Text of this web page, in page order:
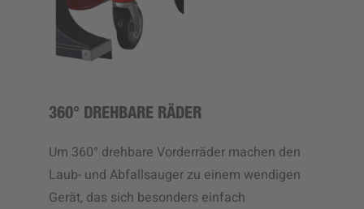
360° DREHBARE RÄDER
Um 360° drehbare Vorderräder machen den
Laub- und Abfallsauger zu einem wendigen
Gerät, das sich besonders einfach